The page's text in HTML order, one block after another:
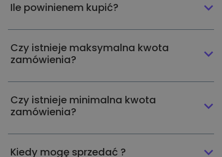
Ile powinienem kupić?
Czy istnieje maksymalna kwota
zamówienia?
Czy istnieje minimalna kwota
zamówienia?
Kiedy mogę sprzedać ?